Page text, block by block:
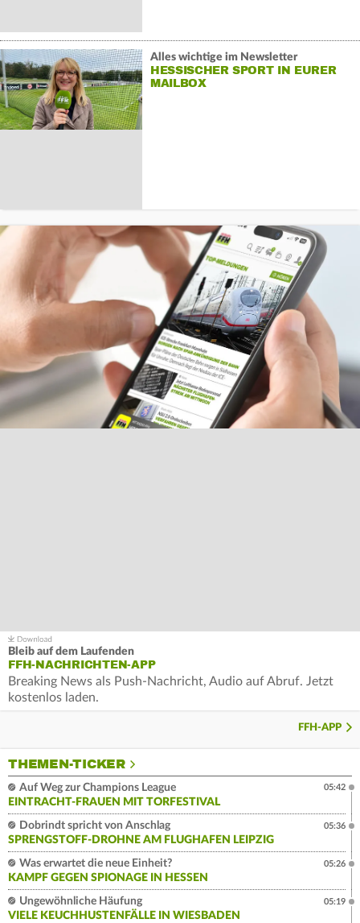
Alles wichtige im Newsletter
HESSISCHER SPORT IN EURER
MAILBOX
Bleib auf dem Laufenden
FFH-NACHRICHTEN-APP
Breaking News als Push-Nachricht, Audio auf Abruf. Jetzt
kostenlos laden.
FFH-APP
THEMEN-TICKER
Auf Weg zur Champions League
EINTRACHT-FRAUEN MIT TORFESTIVAL
05:42
Dobrindt spricht von Anschlag
SPRENGSTOFF-DROHNE AM FLUGHAFEN LEIPZIG
05:36
Was erwartet die neue Einheit?
KAMPF GEGEN SPIONAGE IN HESSEN
05:26
Ungewöhnliche Häufung
VIELE KEUCHHUSTENFÄLLE IN WIESBADEN
05:19